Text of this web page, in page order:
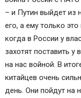
– и Путин выйдет из
его, а ему только
когда в России у
захотят поставить у
на нас войной. В
китайцев очень
день. Они пойдут на